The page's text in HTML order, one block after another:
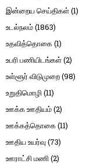
இன்றைய செய்திகள்(1)
உடல்நலம்(1863)
உதவித்தொகை(1)
உபரி பணியிடங்கள்(2)
உள்ளூர் விடுமுறை(98)
உறுதிமொழி(11)
ஊக்க ஊதியம்(2)
ஊக்கத்தொகை(11)
ஊதிய உயர்வு (73)
ஊராட்சி மணி(2)